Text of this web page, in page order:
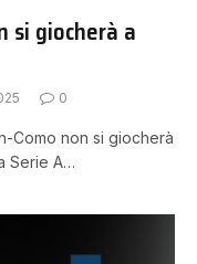
si giocherà a
0
Como non si giocherà
Serie A…